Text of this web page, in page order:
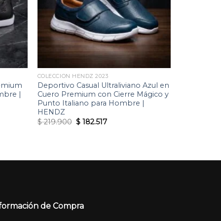
|
COLECCION HENDZ 2023
Deportivo Casual Ultraliviano Azul en
Cuero Premium con Cierre Mágico y
Punto Italiano para Hombre |
HENDZ
$219.900 Original
price
$ 182.517Current
de Compra